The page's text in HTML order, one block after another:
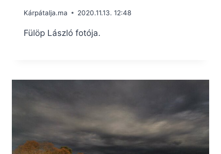
Kárpátalja.ma 2020.11.13. 12:48
Fülöp László fotója.